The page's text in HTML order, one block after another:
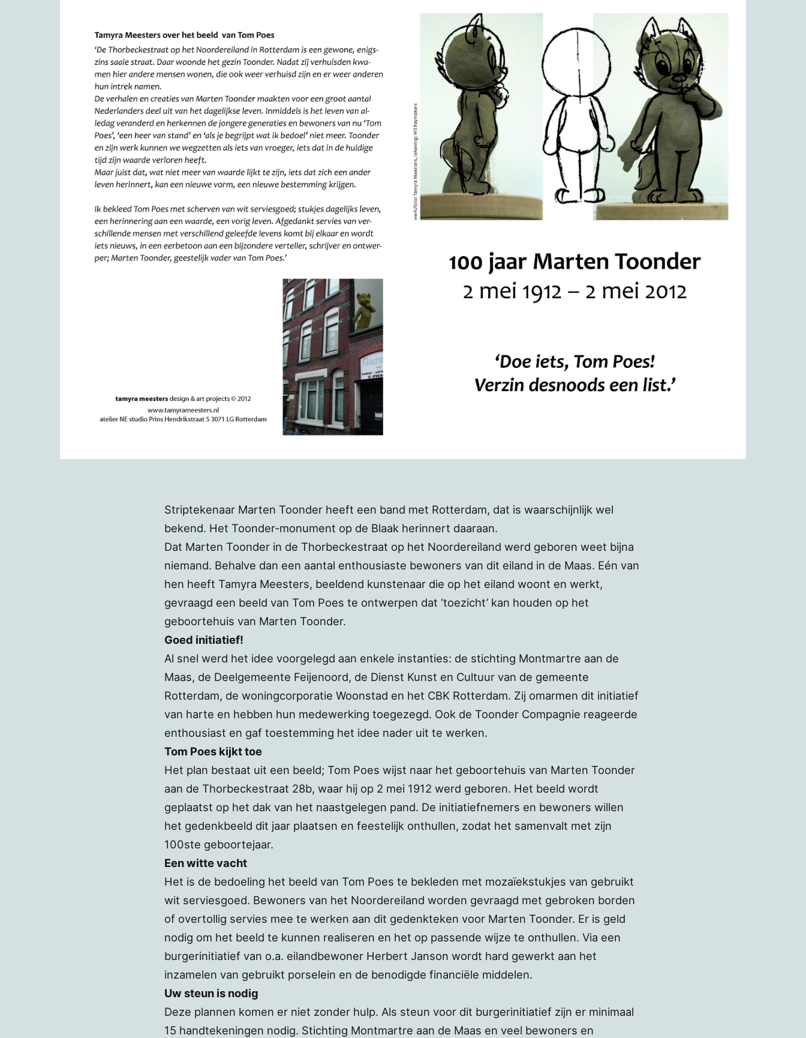
Striptekenaar Marten Toonder heeft een band met Rotterdam, dat is waarschijnlijk wel
bekend. Het Toonder-monument op de Blaak herinnert daaraan.
Dat Marten Toonder in de Thorbeckestraat op het Noordereiland werd geboren weet bijna
niemand. Behalve dan een aantal enthousiaste bewoners van dit eiland in de Maas. Eén van
hen heeft Tamyra Meesters, beeldend kunstenaar die op het eiland woont en werkt,
gevraagd een beeld van Tom Poes te ontwerpen dat ‘toezicht’ kan houden op het
geboortehuis van Marten Toonder.
Goed initiatief!
Al snel werd het idee voorgelegd aan enkele instanties: de stichting Montmartre aan de
Maas, de Deelgemeente Feijenoord, de Dienst Kunst en Cultuur van de gemeente
Rotterdam, de woningcorporatie Woonstad en het CBK Rotterdam. Zij omarmen dit initiatief
van harte en hebben hun medewerking toegezegd. Ook de Toonder Compagnie reageerde
enthousiast en gaf toestemming het idee nader uit te werken.
Tom Poes kijkt toe
Het plan bestaat uit een beeld; Tom Poes wijst naar het geboortehuis van Marten Toonder
aan de Thorbeckestraat 28b, waar hij op 2 mei 1912 werd geboren. Het beeld wordt
geplaatst op het dak van het naastgelegen pand. De initiatiefnemers en bewoners willen
het gedenkbeeld dit jaar plaatsen en feestelijk onthullen, zodat het samenvalt met zijn
100ste geboortejaar.
Een witte vacht
Het is de bedoeling het beeld van Tom Poes te bekleden met mozaïekstukjes van gebruikt
wit serviesgoed. Bewoners van het Noordereiland worden gevraagd met gebroken borden
of overtollig servies mee te werken aan dit gedenkteken voor Marten Toonder. Er is geld
nodig om het beeld te kunnen realiseren en het op passende wijze te onthullen. Via een
burgerinitiatief van o.a. eilandbewoner Herbert Janson wordt hard gewerkt aan het
inzamelen van gebruikt porselein en de benodigde financiële middelen.
Uw steun is nodig
Deze plannen komen er niet zonder hulp. Als steun voor dit burgerinitiatief zijn er minimaal
15 handtekeningen nodig. Stichting Montmartre aan de Maas en veel bewoners en